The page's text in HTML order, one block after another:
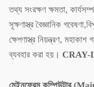
তথ্য সংরক্ষণ ক্ষমতা,
সূক্ষণাস্ত্র বৈজ্ঞানিক
ক্ষেপণাস্ত্র নিয়ন্ত্রণ,
ব্যবহার করা হয়। CRAY-
মেইনফ্রেম কম্পিউটার